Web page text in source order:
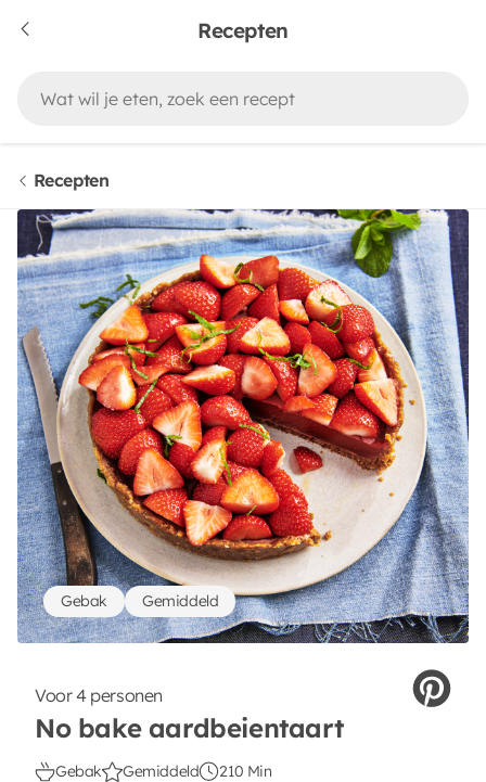
Recepten
Recepten
Voor 4 personen
No bake aardbeientaart
Gebak Gemiddeld 210 Min
Gebak Gemiddeld